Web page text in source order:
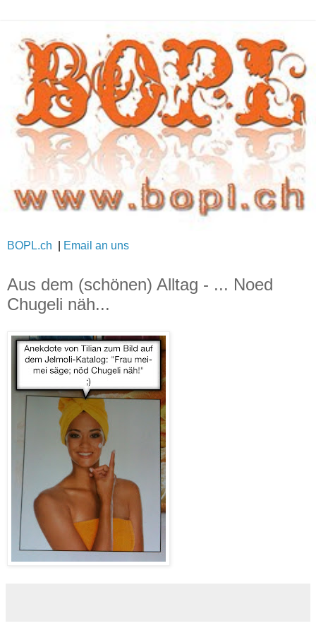
BOPL.ch Email an uns
Aus dem (schönen) Alltag - ... Noed
Chugeli näh...